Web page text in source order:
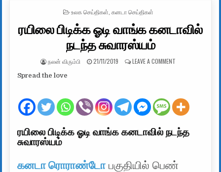
POSTED IN
உலக செய்திகள் கனடா செய்திகள்
ரயிலை பிடிக்க ஓடி வாங்க கனடாவில்
நடந்த சுவாரஸ்யம்
AUTHOR:
நலன் விரும்பி PUBLISHED DATE:
21/11/2019 LEAVE A COMMENT
Spread the love
ரயிலை பிடிக்க ஓடி வாங்க கனடாவில் நடந்த
சுவாரஸ்யம்
கனடா ரொராண்டோபகுதியில் பெண்